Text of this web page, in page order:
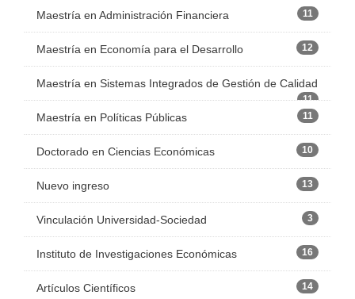
Maestría en Administración Financiera 11
Maestría en Economía para el Desarrollo 12
Maestría en Sistemas Integrados de Gestión de Calidad
11
Maestría en Políticas Públicas 11
Doctorado en Ciencias Económicas 10
Nuevo ingreso 13
Vinculación Universidad-Sociedad 3
Instituto de Investigaciones Económicas 16
Artículos Científicos 14